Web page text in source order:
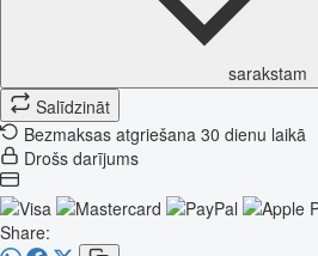
sarakstam
Salīdzināt
Bezmaksas atgriešana 30 dienu laikā
Drošs darījums
Share: